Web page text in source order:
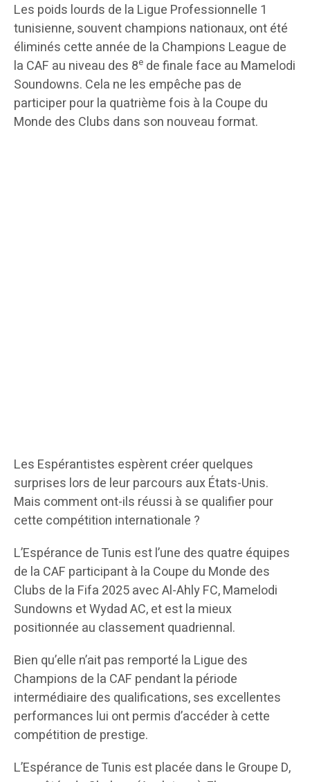
Les poids lourds de la Ligue Professionnelle 1
tunisienne, souvent champions nationaux, ont été
éliminés cette année de la Champions League de
la CAF au niveau des 8e de finale face au Mamelodi
Soundowns. Cela ne les empêche pas de
participer pour la quatrième fois à la Coupe du
Monde des Clubs dans son nouveau format.
Les Espérantistes espèrent créer quelques
surprises lors de leur parcours aux États-Unis.
Mais comment ont-ils réussi à se qualifier pour
cette compétition internationale ?
L’Espérance de Tunis est l’une des quatre équipes
de la CAF participant à la Coupe du Monde des
Clubs de la Fifa 2025 avec Al-Ahly FC, Mamelodi
Sundowns et Wydad AC, et est la mieux
positionnée au classement quadriennal.
Bien qu’elle n’ait pas remporté la Ligue des
Champions de la CAF pendant la période
intermédiaire des qualifications, ses excellentes
performances lui ont permis d’accéder à cette
compétition de prestige.
L’Espérance de Tunis est placée dans le Groupe D,